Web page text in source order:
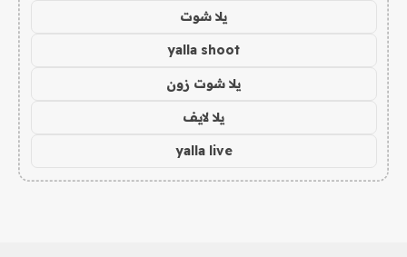
يلا شوت
yalla shoot
يلا شوت زون
يلا لايف
yalla live